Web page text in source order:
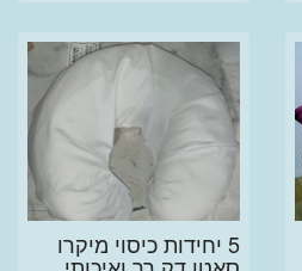
5 יחידות כיסוי מיקרו